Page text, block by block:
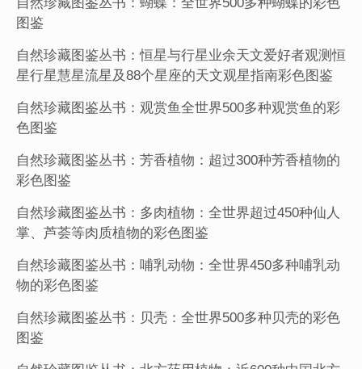
图鉴
自然珍藏图鉴丛书：恒星与行星业余天文爱好者观测恒
星行星慧星流星及88个星座的天文观星指南彩色图鉴
自然珍藏图鉴丛书：观赏鱼全世界500多种观赏鱼的彩
色图鉴
自然珍藏图鉴丛书：芳香植物：超过300种芳香植物的
彩色图鉴
自然珍藏图鉴丛书：多肉植物：全世界超过450种仙人
掌、芦荟等肉质植物的彩色图鉴
自然珍藏图鉴丛书：哺乳动物：全世界450多种哺乳动
物的彩色图鉴
自然珍藏图鉴丛书：贝壳：全世界500多种贝壳的彩色
图鉴